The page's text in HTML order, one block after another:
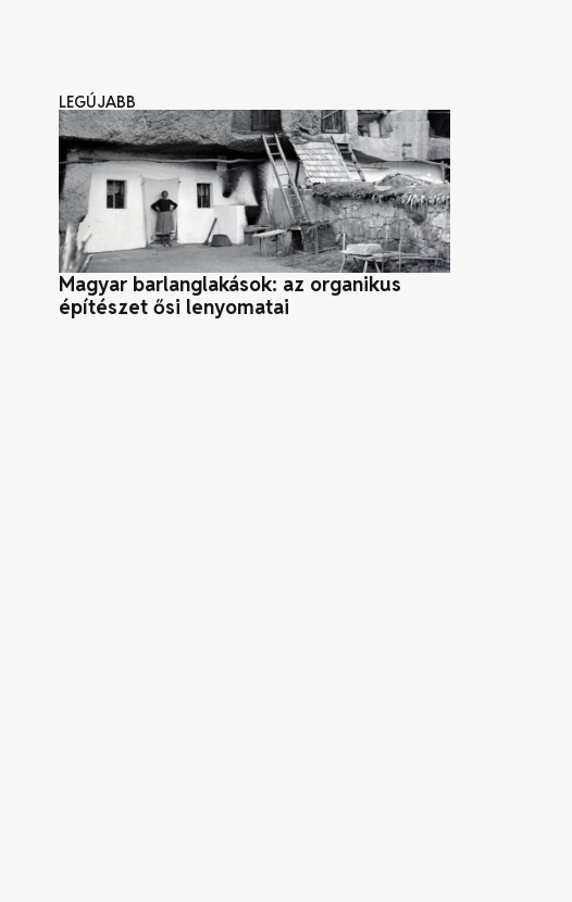
LEGÚJABB
Magyar barlanglakások: az organikus
építészet ősi lenyomatai